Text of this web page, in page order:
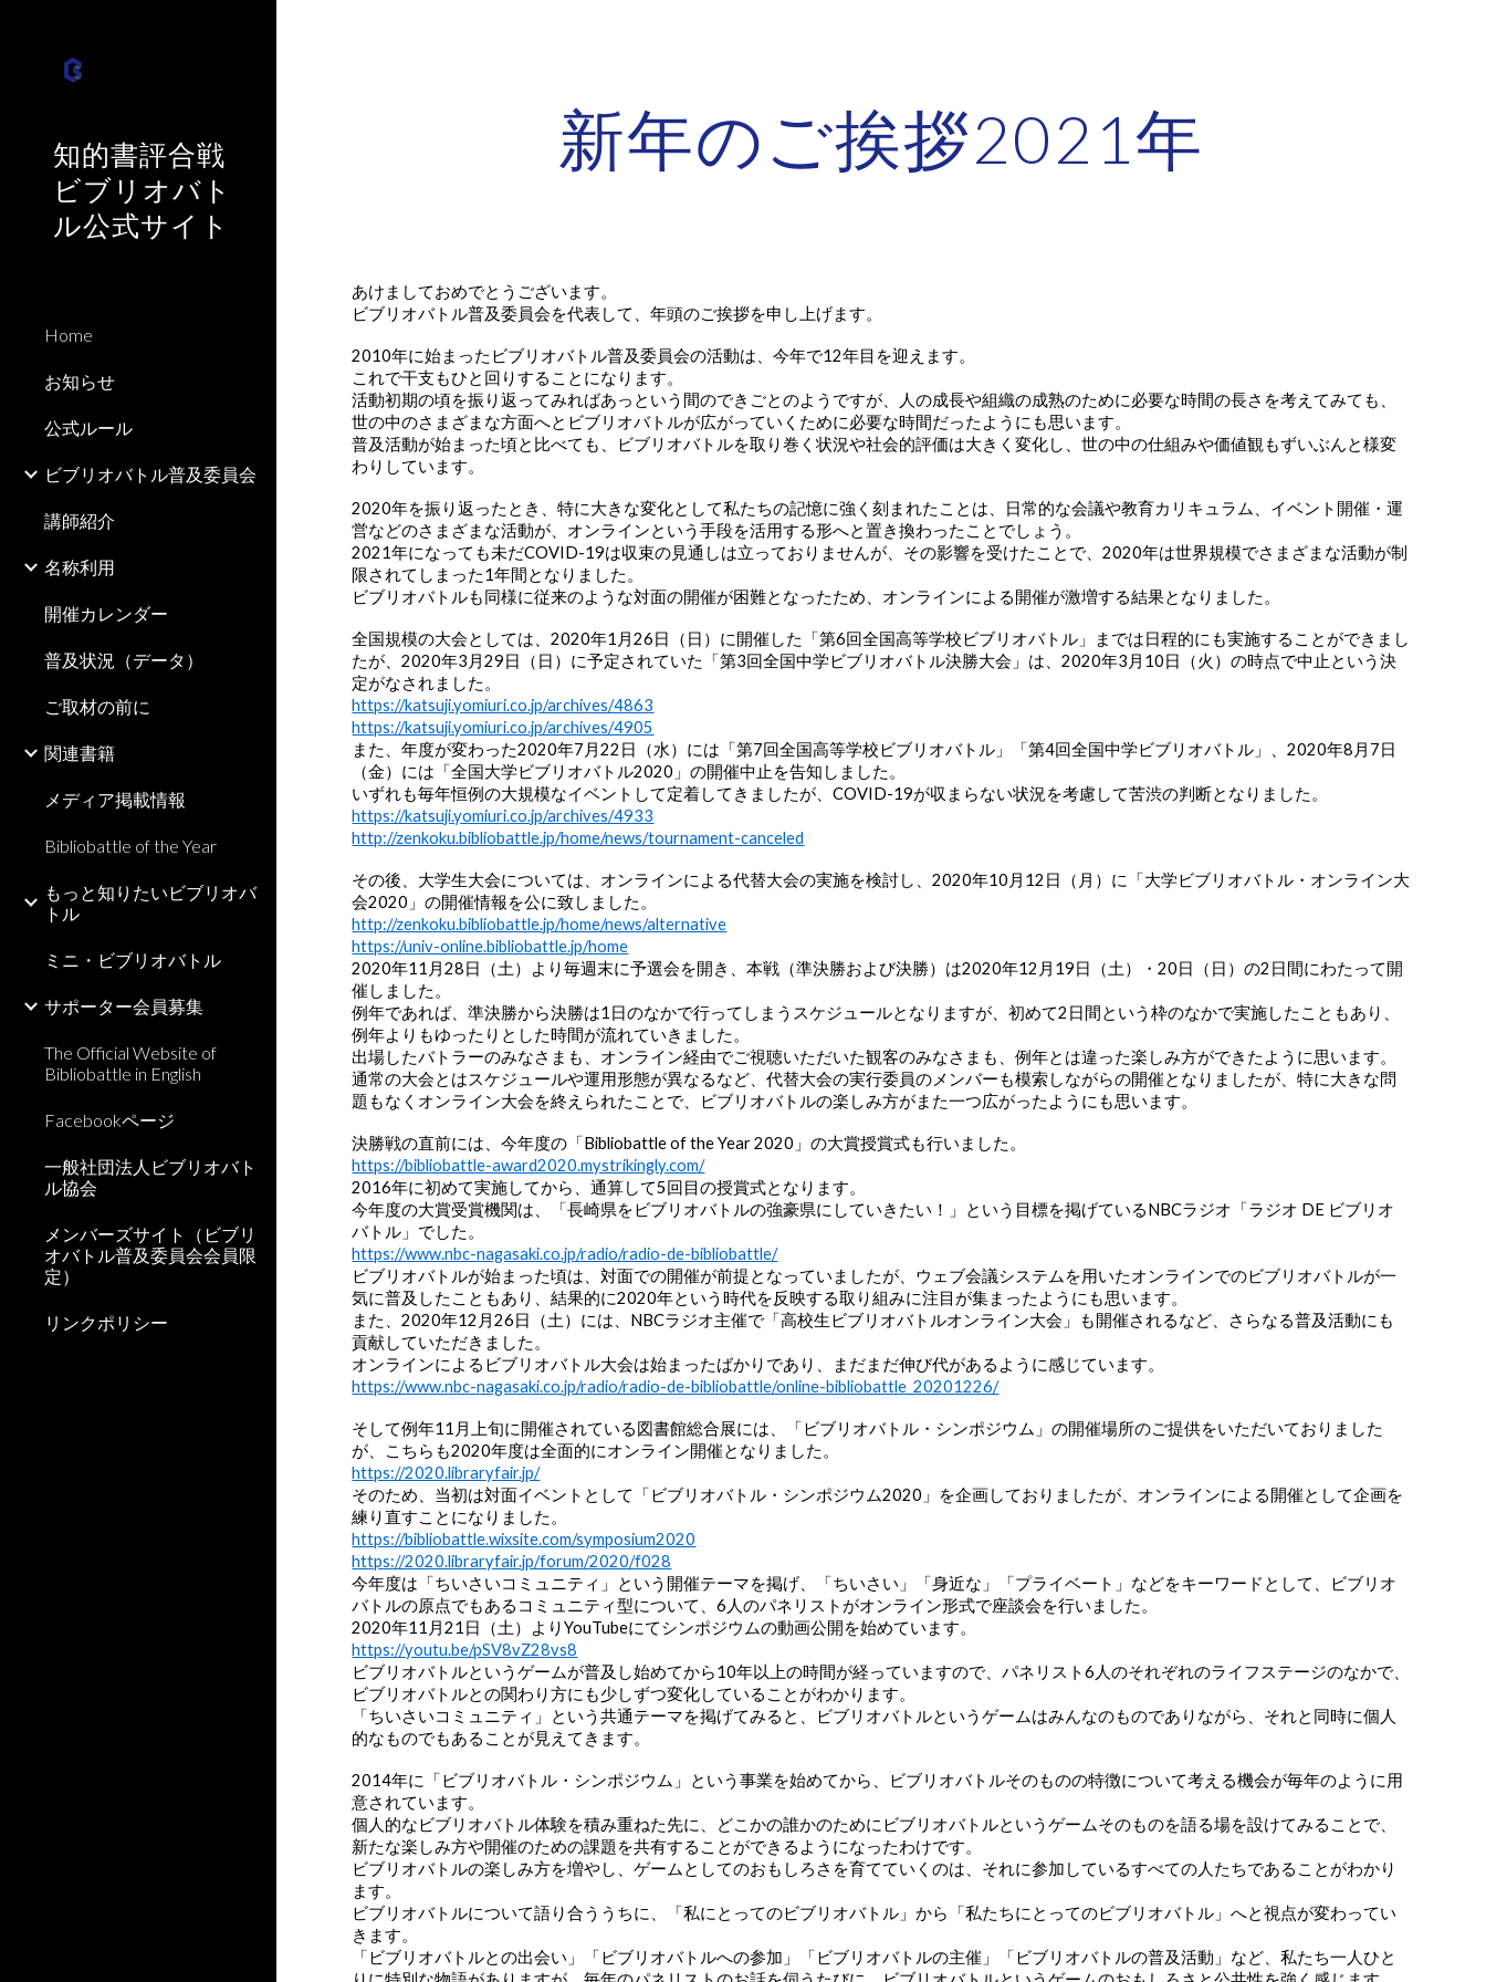
知的書評合戦
ビブリオバト
ル公式サイト
Home
お知らせ
公式ルール
ビブリオバトル普及委員会
講師紹介
名称利用
開催カレンダー
普及状況（データ）
ご取材の前に
関連書籍
メディア掲載情報
Bibliobattle of the Year
もっと知りたいビブリオバ
トル
ミニ・ビブリオバトル
サポーター会員募集
The Official Website of
Bibliobattle in English
Facebookページ
一般社団法人ビブリオバト
ル協会
メンバーズサイト（ビブリ
オバトル普及委員会会員限
定）
リンクポリシー
新年のご挨拶2021年
あけましておめでとうございます。
ビブリオバトル普及委員会を代表して、年頭のご挨拶を申し上げます。
2010年に始まったビブリオバトル普及委員会の活動は、今年で12年目を迎えます。
これで干支もひと回りすることになります。
活動初期の頃を振り返ってみればあっという間のできごとのようですが、人の成長や組織の成熟のために必要な時間の長さを考えてみても、
世の中のさまざまな方面へとビブリオバトルが広がっていくために必要な時間だったようにも思います。
普及活動が始まった頃と比べても、ビブリオバトルを取り巻く状況や社会的評価は大きく変化し、世の中の仕組みや価値観もずいぶんと様変
わりしています。
2020年を振り返ったとき、特に大きな変化として私たちの記憶に強く刻まれたことは、日常的な会議や教育カリキュラム、イベント開催・運
営などのさまざまな活動が、オンラインという手段を活用する形へと置き換わったことでしょう。
2021年になっても未だCOVID-19は収束の見通しは立っておりませんが、その影響を受けたことで、2020年は世界規模でさまざまな活動が制
限されてしまった1年間となりました。
ビブリオバトルも同様に従来のような対面の開催が困難となったため、オンラインによる開催が激増する結果となりました。
全国規模の大会としては、2020年1月26日（日）に開催した「第6回全国高等学校ビブリオバトル」までは日程的にも実施することができまし
たが、2020年3月29日（日）に予定されていた「第3回全国中学ビブリオバトル決勝大会」は、2020年3月10日（火）の時点で中止という決
定がなされました。
https://katsuji.yomiuri.co.jp/archives/4863
https://katsuji.yomiuri.co.jp/archives/4905
また、年度が変わった2020年7月22日（水）には「第7回全国高等学校ビブリオバトル」「第4回全国中学ビブリオバトル」、2020年8月7日
（金）には「全国大学ビブリオバトル2020」の開催中止を告知しました。
いずれも毎年恒例の大規模なイベントして定着してきましたが、COVID-19が収まらない状況を考慮して苦渋の判断となりました。
https://katsuji.yomiuri.co.jp/archives/4933
http://zenkoku.bibliobattle.jp/home/news/tournament-canceled
その後、大学生大会については、オンラインによる代替大会の実施を検討し、2020年10月12日（月）に「大学ビブリオバトル・オンライン大
会2020」の開催情報を公に致しました。
http://zenkoku.bibliobattle.jp/home/news/alternative
https://univ-online.bibliobattle.jp/home
2020年11月28日（土）より毎週末に予選会を開き、本戦（準決勝および決勝）は2020年12月19日（土）・20日（日）の2日間にわたって開
催しました。
例年であれば、準決勝から決勝は1日のなかで行ってしまうスケジュールとなりますが、初めて2日間という枠のなかで実施したこともあり、
例年よりもゆったりとした時間が流れていきました。
出場したバトラーのみなさまも、オンライン経由でご視聴いただいた観客のみなさまも、例年とは違った楽しみ方ができたように思います。
通常の大会とはスケジュールや運用形態が異なるなど、代替大会の実行委員のメンバーも模索しながらの開催となりましたが、特に大きな問
題もなくオンライン大会を終えられたことで、ビブリオバトルの楽しみ方がまた一つ広がったようにも思います。
決勝戦の直前には、今年度の「Bibliobattle of the Year 2020」の大賞授賞式も行いました。
https://bibliobattle-award2020.mystrikingly.com/
2016年に初めて実施してから、通算して5回目の授賞式となります。
今年度の大賞受賞機関は、「長崎県をビブリオバトルの強豪県にしていきたい！」という目標を掲げているNBCラジオ「ラジオ DE ビブリオ
バトル」でした。
https://www.nbc-nagasaki.co.jp/radio/radio-de-bibliobattle/
ビブリオバトルが始まった頃は、対面での開催が前提となっていましたが、ウェブ会議システムを用いたオンラインでのビブリオバトルが一
気に普及したこともあり、結果的に2020年という時代を反映する取り組みに注目が集まったようにも思います。
また、2020年12月26日（土）には、NBCラジオ主催で「高校生ビブリオバトルオンライン大会」も開催されるなど、さらなる普及活動にも
貢献していただきました。
オンラインによるビブリオバトル大会は始まったばかりであり、まだまだ伸び代があるように感じています。
https://www.nbc-nagasaki.co.jp/radio/radio-de-bibliobattle/online-bibliobattle_20201226/
そして例年11月上旬に開催されている図書館総合展には、「ビブリオバトル・シンポジウム」の開催場所のご提供をいただいておりました
が、こちらも2020年度は全面的にオンライン開催となりました。
https://2020.libraryfair.jp/
そのため、当初は対面イベントとして「ビブリオバトル・シンポジウム2020」を企画しておりましたが、オンラインによる開催として企画を
練り直すことになりました。
https://bibliobattle.wixsite.com/symposium2020
https://2020.libraryfair.jp/forum/2020/f028
今年度は「ちいさいコミュニティ」という開催テーマを掲げ、「ちいさい」「身近な」「プライベート」などをキーワードとして、ビブリオ
バトルの原点でもあるコミュニティ型について、6人のパネリストがオンライン形式で座談会を行いました。
2020年11月21日（土）よりYouTubeにてシンポジウムの動画公開を始めています。
https://youtu.be/pSV8vZ28vs8
ビブリオバトルというゲームが普及し始めてから10年以上の時間が経っていますので、パネリスト6人のそれぞれのライフステージのなかで、
ビブリオバトルとの関わり方にも少しずつ変化していることがわかります。
「ちいさいコミュニティ」という共通テーマを掲げてみると、ビブリオバトルというゲームはみんなのものでありながら、それと同時に個人
的なものでもあることが見えてきます。
2014年に「ビブリオバトル・シンポジウム」という事業を始めてから、ビブリオバトルそのものの特徴について考える機会が毎年のように用
意されています。
個人的なビブリオバトル体験を積み重ねた先に、どこかの誰かのためにビブリオバトルというゲームそのものを語る場を設けてみることで、
新たな楽しみ方や開催のための課題を共有することができるようになったわけです。
ビブリオバトルの楽しみ方を増やし、ゲームとしてのおもしろさを育てていくのは、それに参加しているすべての人たちであることがわかり
ます。
ビブリオバトルについて語り合ううちに、「私にとってのビブリオバトル」から「私たちにとってのビブリオバトル」へと視点が変わってい
きます。
「ビブリオバトルとの出会い」「ビブリオバトルへの参加」「ビブリオバトルの主催」「ビブリオバトルの普及活動」など、私たち一人ひと